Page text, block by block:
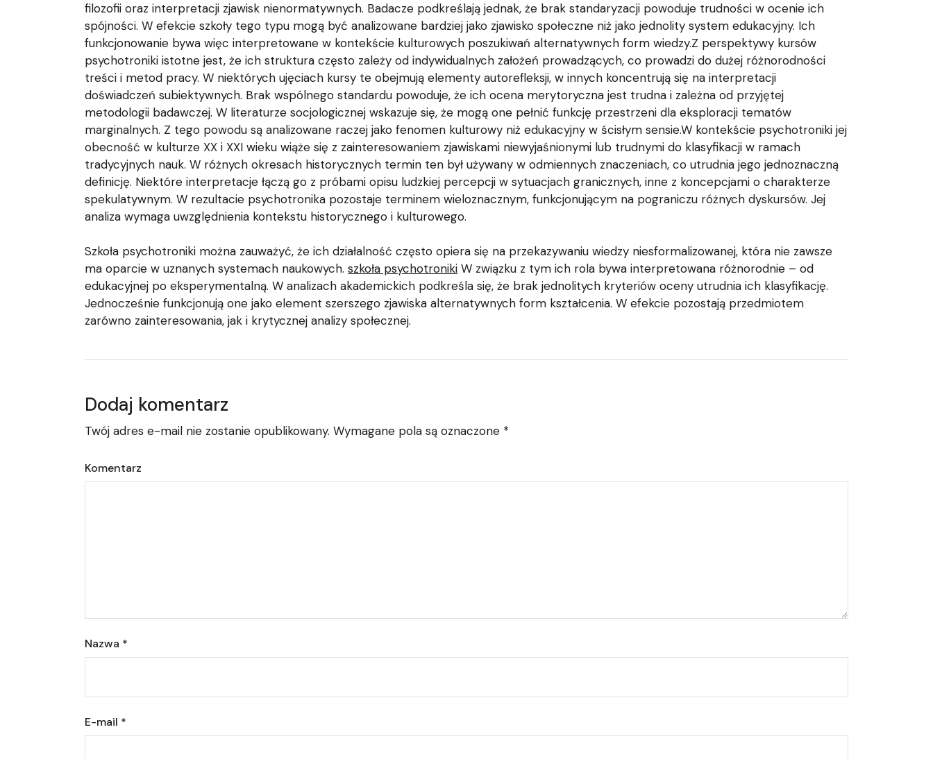
filozofii oraz interpretacji zjawisk nienormatywnych. Badacze podkreślają jednak, że brak standaryzacji powoduje trudności w ocenie ich
spójności. W efekcie szkoły tego typu mogą być analizowane bardziej jako zjawisko społeczne niż jako jednolity system edukacyjny. Ich
funkcjonowanie bywa więc interpretowane w kontekście kulturowych poszukiwań alternatywnych form wiedzy.Z perspektywy kursów
psychotroniki istotne jest, że ich struktura często zależy od indywidualnych założeń prowadzących, co prowadzi do dużej różnorodności
treści i metod pracy. W niektórych ujęciach kursy te obejmują elementy autorefleksji, w innych koncentrują się na interpretacji
doświadczeń subiektywnych. Brak wspólnego standardu powoduje, że ich ocena merytoryczna jest trudna i zależna od przyjętej
metodologii badawczej. W literaturze socjologicznej wskazuje się, że mogą one pełnić funkcję przestrzeni dla eksploracji tematów
marginalnych. Z tego powodu są analizowane raczej jako fenomen kulturowy niż edukacyjny w ścisłym sensie.W kontekście psychotroniki jej
obecność w kulturze XX i XXI wieku wiąże się z zainteresowaniem zjawiskami niewyjaśnionymi lub trudnymi do klasyfikacji w ramach
tradycyjnych nauk. W różnych okresach historycznych termin ten był używany w odmiennych znaczeniach, co utrudnia jego jednoznaczną
definicję. Niektóre interpretacje łączą go z próbami opisu ludzkiej percepcji w sytuacjach granicznych, inne z koncepcjami o charakterze
spekulatywnym. W rezultacie psychotronika pozostaje terminem wieloznacznym, funkcjonującym na pograniczu różnych dyskursów. Jej
analiza wymaga uwzględnienia kontekstu historycznego i kulturowego.
Szkoła psychotroniki można zauważyć, że ich działalność często opiera się na przekazywaniu wiedzy niesformalizowanej, która nie zawsze
ma oparcie w uznanych systemach naukowych. szkoła psychotroniki W związku z tym ich rola bywa interpretowana różnorodnie – od
edukacyjnej po eksperymentalną. W analizach akademickich podkreśla się, że brak jednolitych kryteriów oceny utrudnia ich klasyfikację.
Jednocześnie funkcjonują one jako element szerszego zjawiska alternatywnych form kształcenia. W efekcie pozostają przedmiotem
zarówno zainteresowania, jak i krytycznej analizy społecznej.
Dodaj komentarz
Twój adres e-mail nie zostanie opublikowany. Wymagane pola są oznaczone *
Komentarz
Nazwa *
E-mail *